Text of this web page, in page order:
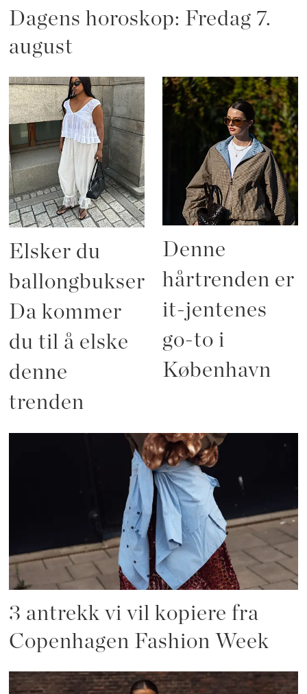
Dagens horoskop: Fredag 7.
august
Elsker du
ballongbukser?
Da kommer
du til å elske
denne
trenden
Denne
hårtrenden er
it-jentenes
go-to i
København
3 antrekk vi vil kopiere fra
Copenhagen Fashion Week